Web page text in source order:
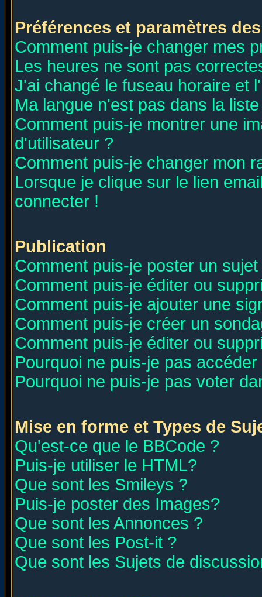
Préférences et paramètres
Comment puis-je changer mes
Les heures ne sont pas
J'ai changé le fuseau horaire et
Ma langue n'est pas dans la
Comment puis-je montrer une
d'utilisateur ?
Comment puis-je changer mon
Lorsque je clique sur le lien
connecter !
Publication
Comment puis-je poster un
Comment puis-je éditer ou
Comment puis-je ajouter une
Comment puis-je créer un
Comment puis-je éditer ou
Pourquoi ne puis-je pas
Pourquoi ne puis-je pas voter
Mise en forme et Types de
Qu'est-ce que le BBCode ?
Puis-je utiliser le HTML?
Que sont les Smileys ?
Puis-je poster des Images?
Que sont les Annonces ?
Que sont les Post-it ?
Que sont les Sujets de